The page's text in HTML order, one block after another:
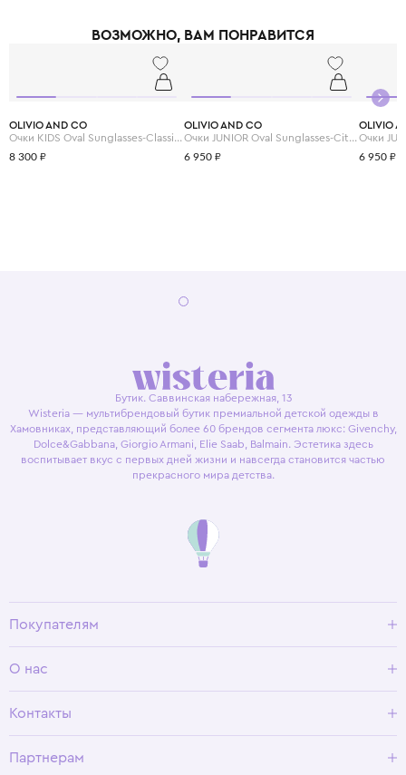
ВОЗМОЖНО, ВАМ ПОНРАВИТСЯ
OLIVIO AND CO
Очки KIDS Oval Sunglasses-Classic Olivio-Squid Black
8 300 ₽
OLIVIO AND CO
Очки JUNIOR Oval Sunglasses-Citrus Garden-Grapefruit Pink
6 950 ₽
OLIVIO
6 950 ₽
Бутик. Саввинская набережная, 13
Wisteria — мультибрендовый бутик премиальной детской одежды в
Хамовниках, представляющий более 60 брендов сегмента люкс: Givenchy,
Dolce&Gabbana, Giorgio Armani, Elie Saab, Balmain. Эстетика здесь
воспитывает вкус с первых дней жизни и навсегда становится частью
прекрасного мира детства.
Покупателям
Условия возврата
О нас
Программа лояльности
Контакты
Партнерам